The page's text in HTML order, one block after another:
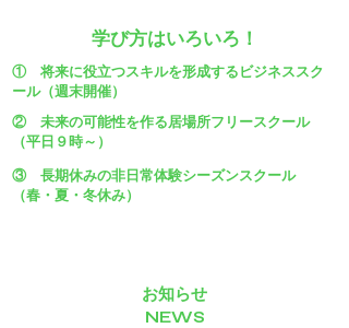
学び方はいろいろ！
① 将来に役立つスキルを形成するビジネススク
ール（週末開催）
② 未来の可能性を作る居場所フリースクール
（平日９時～）
③ 長期休みの非日常体験シーズンスクール
（春・夏・冬休み）
お知らせ
​NEWS